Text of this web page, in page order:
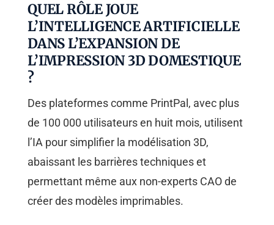
QUEL RÔLE JOUE
L’INTELLIGENCE ARTIFICIELLE
DANS L’EXPANSION DE
L’IMPRESSION 3D DOMESTIQUE
?
Des plateformes comme PrintPal, avec plus
de 100 000 utilisateurs en huit mois, utilisent
l’IA pour simplifier la modélisation 3D,
abaissant les barrières techniques et
permettant même aux non-experts CAO de
créer des modèles imprimables.